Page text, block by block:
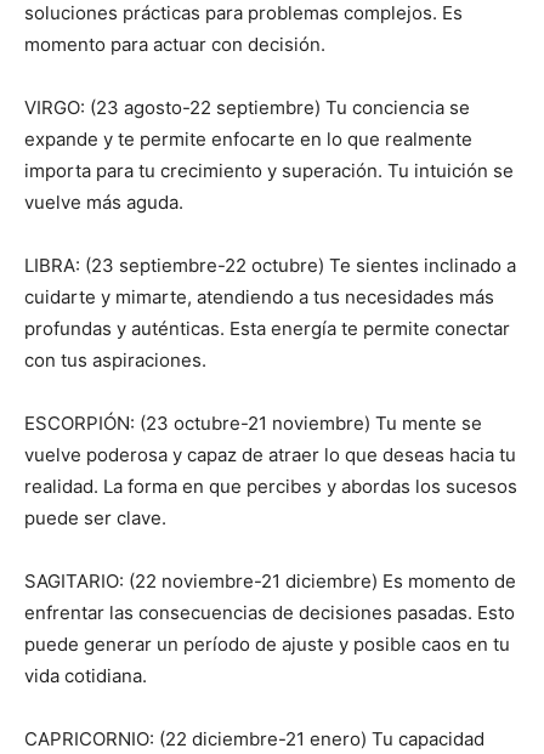
soluciones prácticas para problemas complejos. Es
momento para actuar con decisión.
VIRGO: (23 agosto-22 septiembre) Tu conciencia se
expande y te permite enfocarte en lo que realmente
importa para tu crecimiento y superación. Tu intuición se
vuelve más aguda.
LIBRA: (23 septiembre-22 octubre) Te sientes inclinado a
cuidarte y mimarte, atendiendo a tus necesidades más
profundas y auténticas. Esta energía te permite conectar
con tus aspiraciones.
ESCORPIÓN: (23 octubre-21 noviembre) Tu mente se
vuelve poderosa y capaz de atraer lo que deseas hacia tu
realidad. La forma en que percibes y abordas los sucesos
puede ser clave.
SAGITARIO: (22 noviembre-21 diciembre) Es momento de
enfrentar las consecuencias de decisiones pasadas. Esto
puede generar un período de ajuste y posible caos en tu
vida cotidiana.
CAPRICORNIO: (22 diciembre-21 enero) Tu capacidad